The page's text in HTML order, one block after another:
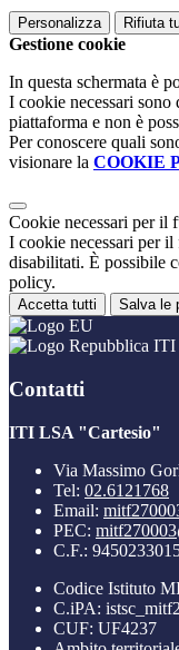
Personalizza Rifiuta
Gestione cookie
In questa schermata è
I cookie necessari
piattaforma e non è
Per conoscere quali
visionare la COOKIE
Cookie necessari per il
I cookie necessari per il
disabilitati. È possibile
policy.
Accetta tutti Salva le
ITI
Contatti
ITI LSA "Cartesio"
Via Massimo
Tel: 02.6121768
Email:
PEC:
C.F.:
Codice Istituto
C.iPA:
CUF: UF4237